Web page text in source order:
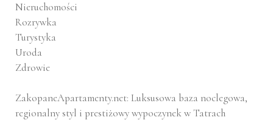
Nieruchomości
Rozrywka
Turystyka
Uroda
Zdrowie
ZakopaneApartamenty.net: Luksusowa baza noclegowa,
regionalny styl i prestiżowy wypoczynek w Tatrach